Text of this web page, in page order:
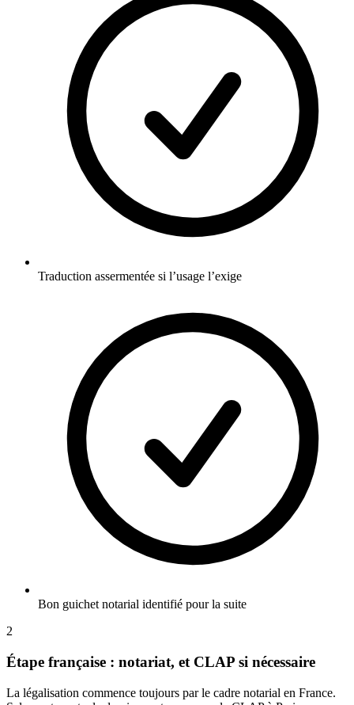
Traduction assermentée si l’usage l’exige
Bon guichet notarial identifié pour la suite
2
Étape française : notariat, et CLAP si nécessaire
La légalisation commence toujours par le cadre notarial en France.